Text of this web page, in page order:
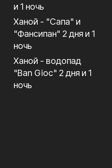
и 1 ночь
Ханой - "Сапа" и
"Фансипан" 2 дня и 1
ночь
Ханой - водопад
"Ban Gioc" 2 дня и 1
ночь